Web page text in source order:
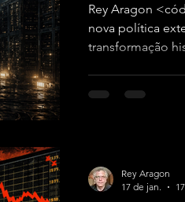
Rey Aragon
nova política
transformação
Rey Aragon
17 de jan.